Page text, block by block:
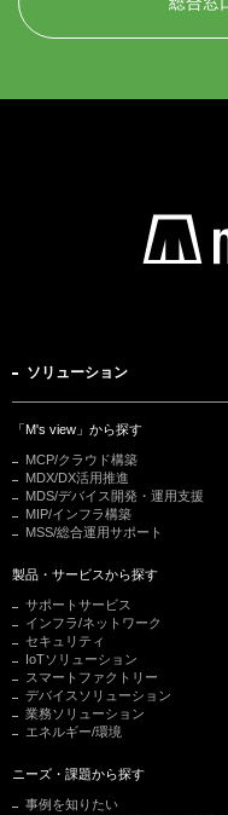
ソリューション
「M's view」から探す
MCP/クラウド構築
MDX/DX活用推進
MDS/デバイス開発・運用支援
MIP/インフラ構築
MSS/総合運用サポート
製品・サービスから探す
サポートサービス
インフラ/ネットワーク
セキュリティ
IoTソリューション
スマートファクトリー
デバイスソリューション
業務ソリューション
エネルギー/環境
ニーズ・課題から探す
事例を知りたい